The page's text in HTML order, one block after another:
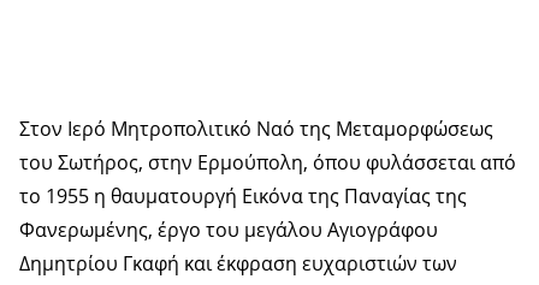
Στον Ιερό Μητροπολιτικό Ναό της Μεταμορφώσεως
του Σωτήρος, στην Ερμούπολη, όπου φυλάσσεται από
το 1955 η θαυματουργή Εικόνα της Παναγίας της
Φανερωμένης, έργο του μεγάλου Αγιογράφου
Δημητρίου Γκαφή και έκφραση ευχαριστιών των